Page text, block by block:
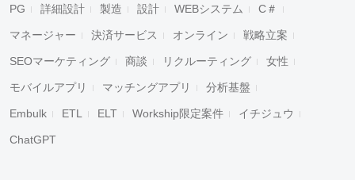
PG 詳細設計 製造 設計 WEBシステム C＃
マネージャー 決済サービス オンライン 戦略立案
SEOマーケティング 商談 リクルーティング 女性
モバイルアプリ マッチングアプリ 分析基盤
Embulk ETL ELT Workship限定案件 イチジュウ
ChatGPT